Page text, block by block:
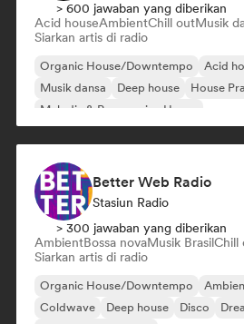
> 600 jawaban yang diberikan
Acid houseAmbientChill outMusik
Siarkan artis di radio
Organic House/Downtempo Acid
Musik dansa
Deep house House
Melodic & Progressive House
Better Web Radio
Stasiun Radio
> 300 jawaban yang diberikan
AmbientBossa novaMusik BrasilChill
Siarkan artis di radio
Organic House/Downtempo
Coldwave
Deep house Disco